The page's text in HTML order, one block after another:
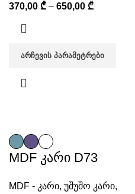
370,00 ₾ – 650,00 ₾
ᲐᲠᲩᲔᲕᲘᲡ ᲞᲐᲠᲐᲛᲔᲢᲠᲔᲑᲘ
MDF კარი D73
MDF - კარი, უშუშო კარი,